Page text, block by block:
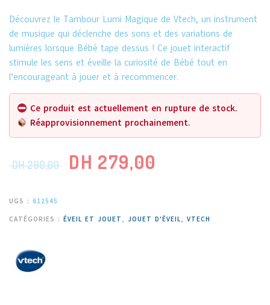
Découvrez le Tambour Lumi Magique de Vtech, un instrument
de musique qui déclenche des sons et des variations de
lumières lorsque Bébé tape dessus ! Ce jouet interactif
stimule les sens et éveille la curiosité de Bébé tout en
l’encourageant à jouer et à recommencer.
Ce produit est actuellement en rupture de stock.
Réapprovisionnement prochainement.
DH290,00 DH 279,00
UGS : 612545
CATÉGORIES : ÉVEIL ET JOUET , JOUET D'ÉVEIL, VTECH